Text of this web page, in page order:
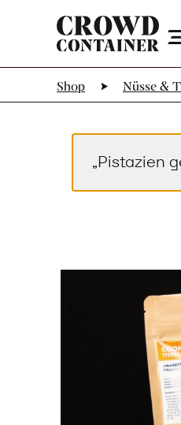
Shop Nüsse &
„Pistazien